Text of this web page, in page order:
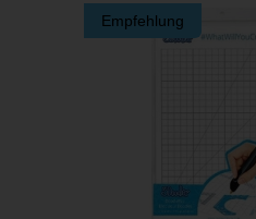
Empfehlung